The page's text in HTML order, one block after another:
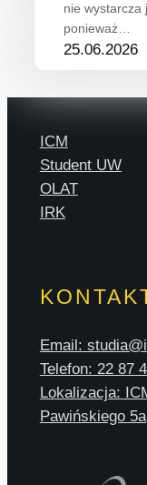
nie wystarcza
ponieważ…
25.06.2026
ICM
Student UW
OLAT
IRK
Email:
Telefon: 22 87
Lokalizacja:
Pawińskiego